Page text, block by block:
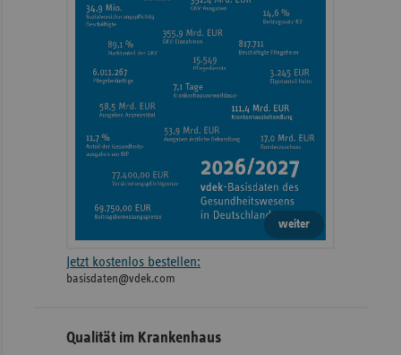
weiter
Jetzt kostenlos bestellen:
basisdaten@vdek.com
Qualität im Krankenhaus